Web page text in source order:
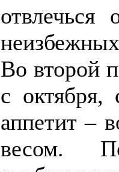
Во второй
с октября,
аппетит –
весом.